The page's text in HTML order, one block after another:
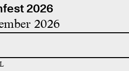
2026
2026